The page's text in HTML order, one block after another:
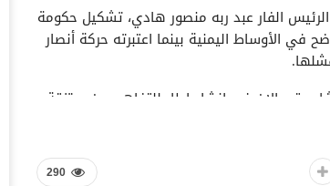
الفار عبد ربه منصور هادي، تشكيل حكومة
في الأوساط اليمنية بينما اعتبرته حركة أنصار
حتى الان في إنشاء إطار للتفاهم بين مرتزقة
العسكري في مدينة عدن، حيث نقلت الرياض 290